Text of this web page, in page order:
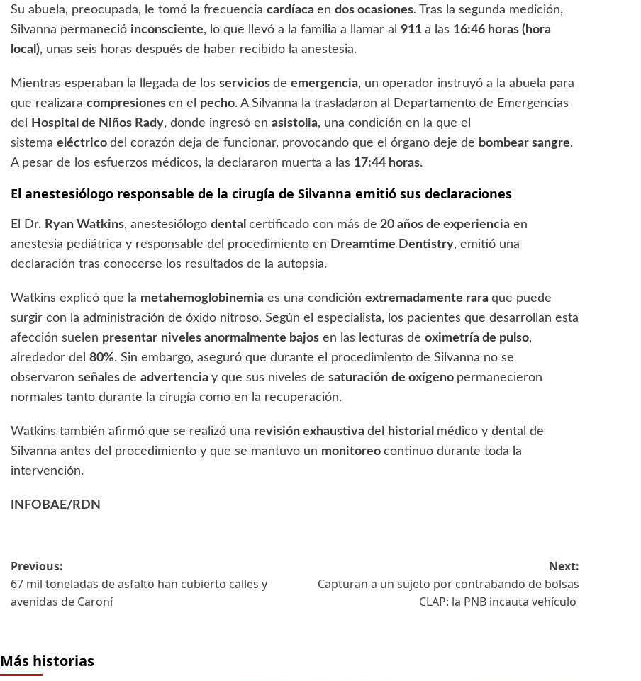
Su abuela, preocupada, le tomó la frecuencia cardíaca en dos ocasiones. Tras la segunda medición,
Silvanna permaneció inconsciente, lo que llevó a la familia a llamar al 911 a las 16:46 horas (hora
local), unas seis horas después de haber recibido la anestesia.
Mientras esperaban la llegada de los servicios de emergencia, un operador instruyó a la abuela para
que realizara compresiones en el pecho. A Silvanna la trasladaron al Departamento de Emergencias
del
Hospital de Niños Rady, donde ingresó en asistolia, una condición en la que el
sistema eléctrico del corazón deja de funcionar, provocando que el órgano deje de bombear sangre.
A pesar de los esfuerzos médicos, la declararon muerta a las 17:44 horas.
El anestesiólogo responsable de la cirugía de Silvanna emitió sus declaraciones
El Dr. Ryan Watkins, anestesiólogo dental certificado con más de 20 años de experienciaen
anestesia pediátrica y responsable del procedimiento en Dreamtime Dentistry, emitió una
declaración tras conocerse los resultados de la autopsia.
Watkins explicó que la metahemoglobinemiaes una condición extremadamente rara que puede
surgir con la administración de óxido nitroso. Según el especialista, los pacientes que desarrollan esta
afección suelen presentar niveles anormalmente bajosen las lecturas de oximetría de pulso,
alrededor del 80%. Sin embargo, aseguró que durante el procedimiento de Silvanna no se
observaron señales de advertencia y que sus niveles de saturación de oxígeno permanecieron
normales tanto durante la cirugía como en la recuperación.
Watkins también afirmó que se realizó una revisión exhaustiva del historial médico y dental de
Silvanna antes del procedimiento y que se mantuvo un monitoreo continuo durante toda la
intervención.
INFOBAE/ RDN
Previous:
67 mil toneladas de asfalto han cubierto calles y
avenidas de Caroní
Next:
Capturan a un sujeto por contrabando de bolsas
CLAP: la PNB incauta vehículo
Más historias